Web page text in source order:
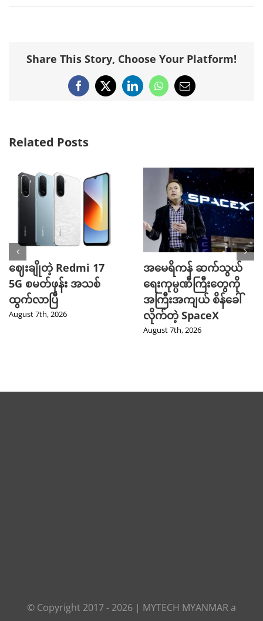
Share This Story, Choose Your Platform!
Facebook
X LinkedInWhatsApp
Email
Related Posts
ဈေးချိုတဲ့ Redmi 17
5G စမတ်ဖုန်း အသစ်
ထွက်လာပြီ
August 7th, 2026
အမေရိကန် ဆက်သွယ်
ရေးကုမ္ပဏီကြီးတွေကို
အကြီးအကျယ် စိန်ခေါ်
လိုက်တဲ့ SpaceX
August 7th, 2026
© Copyright 2017 - 2026 | MYTECH MYANMAR a